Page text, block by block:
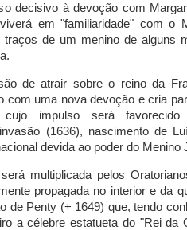
decisivo à devoção com
em "familiaridade" com o
de um menino de alguns
de atrair sobre o reino da
com uma nova devoção e cria
impulso será favorecido
(1636), nascimento de
devida ao poder do Menino
multiplicada pelos
propagada no interior e da
de Penty (+ 1649) que, tendo
a célebre estatueta do "Rei da